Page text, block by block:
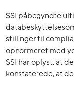
SSI påbegyndte
stillinger til
opnormeret med
SSI har oplyst, at
konstaterede, at